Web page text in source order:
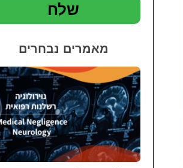
שלח
מאמרים נבחרים